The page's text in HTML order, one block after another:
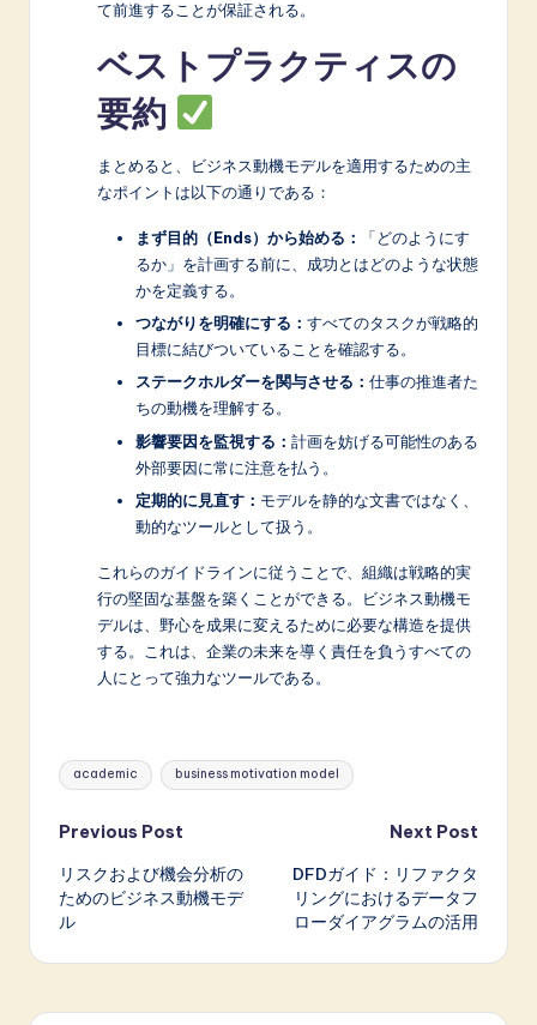
て前進することが保証される。
ベストプラクティスの
要約
まとめると、ビジネス動機モデルを適用するための主
なポイントは以下の通りである：
まず目的（Ends）から始める：
「どのようにす
るか」を計画する前に、成功とはどのような状態
かを定義する。
つながりを明確にする： すべてのタスクが戦略的
目標に結びついていることを確認する。
ステークホルダーを関与させる： 仕事の推進者た
ちの動機を理解する。
影響要因を監視する： 計画を妨げる可能性のある
外部要因に常に注意を払う。
定期的に見直す： モデルを静的な文書ではなく、
動的なツールとして扱う。
これらのガイドラインに従うことで、組織は戦略的実
行の堅固な基盤を築くことができる。ビジネス動機モ
デルは、野心を成果に変えるために必要な構造を提供
する。これは、企業の未来を導く責任を負うすべての
人にとって強力なツールである。
Tags:
academic business motivation model
Post
navigation
Previous Post
リスクおよび機会分析の
ためのビジネス動機モデ
ル
Next Post
DFDガイド：リファクタ
リングにおけるデータフ
ローダイアグラムの活用